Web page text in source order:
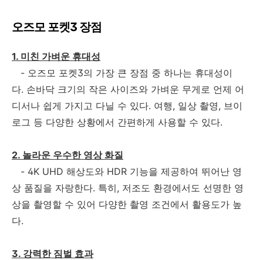
오즈모 포켓3 장점
1. 미친 가벼운 휴대성
- 오즈모 포켓3의 가장 큰 장점 중 하나는 휴대성이
다. 손바닥 크기의 작은 사이즈와 가벼운 무게로 언제 어
디서나 쉽게 가지고 다닐 수 있다. 여행, 일상 촬영, 브이
로그 등 다양한 상황에서 간편하게 사용할 수 있다.
2. 놀라운 우수한 영상 화질
- 4K UHD 해상도와 HDR 기능을 제공하여 뛰어난 영
상 품질을 자랑한다. 특히, 저조도 환경에서도 선명한 영
상을 촬영할 수 있어 다양한 촬영 조건에서 활용도가 높
다.
3. 강력한 짐벌 효과